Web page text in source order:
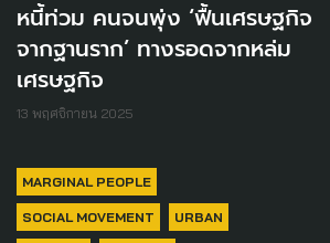
หนี้ท่วม คนจนพุ่ง ‘ฟื้นเศรษฐกิจ
จากฐานราก’ ทางรอดจากหล่ม
เศรษฐกิจ
13 พฤศจิกายน 2025
MARGINAL PEOPLE
SOCIAL MOVEMENT URBAN